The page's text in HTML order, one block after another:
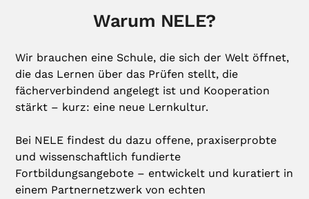
Warum NELE?
Wir brauchen eine Schule, die sich der Welt öffnet,
die das Lernen über das Prüfen stellt, die
fächerverbindend angelegt ist und Kooperation
stärkt – kurz: eine neue Lernkultur.
Bei NELE findest du dazu offene, praxiserprobte
und wissenschaftlich fundierte
Fortbildungsangebote – entwickelt und kuratiert in
einem Partnernetzwerk von echten